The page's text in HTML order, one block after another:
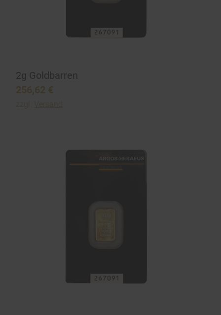
2g Goldbarren
256,62 €
zzgl. Versand